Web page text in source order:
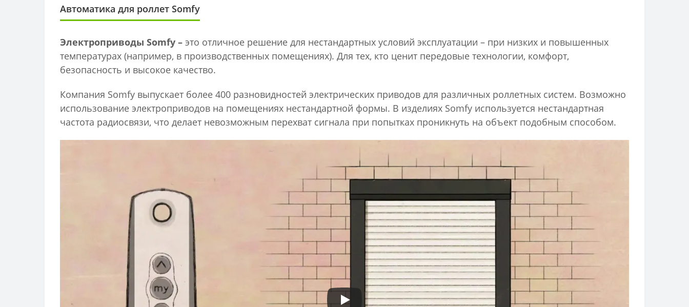
Автоматика для роллет Somfy
Электроприводы Somfy – это отличное решение для нестандартных условий эксплуатации – при низких и повышенных
температурах (например, в производственных помещениях). Для тех, кто ценит передовые технологии, комфорт,
безопасность и высокое качество.
Компания Somfy выпускает более 400 разновидностей электрических приводов для различных роллетных систем. Возможно
использование электроприводов на помещениях нестандартной формы. В изделиях Somfy используется нестандартная
частота радиосвязи, что делает невозможным перехват сигнала при попытках проникнуть на объект подобным способом.